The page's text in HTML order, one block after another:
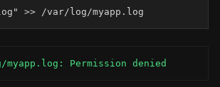
>> /var/log/myapp.log
Permission denied